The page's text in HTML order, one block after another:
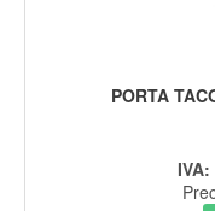
PORTA
IVA: